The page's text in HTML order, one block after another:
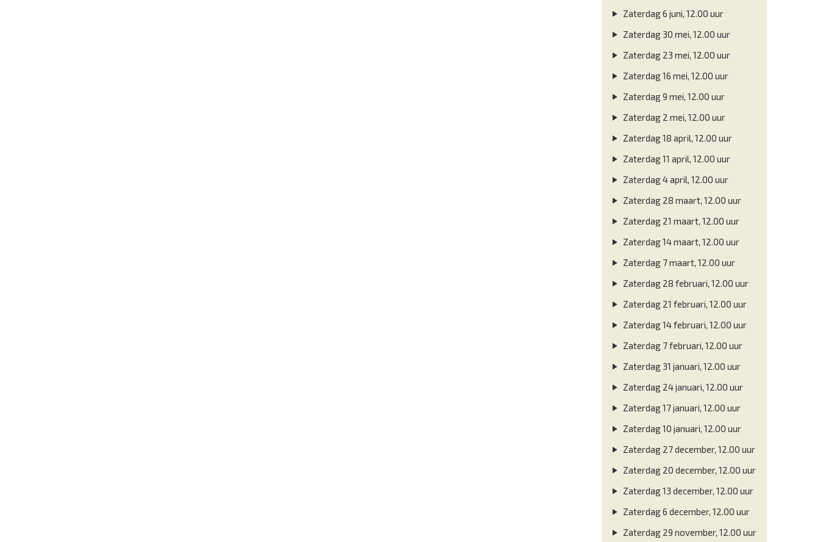
Zaterdag 6 juni, 12.00 uur
Zaterdag 30 mei, 12.00 uur
Zaterdag 23 mei, 12.00 uur
Zaterdag 16 mei, 12.00 uur
Zaterdag 9 mei, 12.00 uur
Zaterdag 2 mei, 12.00 uur
Zaterdag 18 april, 12.00 uur
Zaterdag 11 april, 12.00 uur
Zaterdag 4 april, 12.00 uur
Zaterdag 28 maart, 12.00 uur
Zaterdag 21 maart, 12.00 uur
Zaterdag 14 maart, 12.00 uur
Zaterdag 7 maart, 12.00 uur
Zaterdag 28 februari, 12.00 uur
Zaterdag 21 februari, 12.00 uur
Zaterdag 14 februari, 12.00 uur
Zaterdag 7 februari, 12.00 uur
Zaterdag 31 januari, 12.00 uur
Zaterdag 24 januari, 12.00 uur
Zaterdag 17 januari, 12.00 uur
Zaterdag 10 januari, 12.00 uur
Zaterdag 27 december, 12.00 uur
Zaterdag 20 december, 12.00 uur
Zaterdag 13 december, 12.00 uur
Zaterdag 6 december, 12.00 uur
Zaterdag 29 november, 12.00 uur